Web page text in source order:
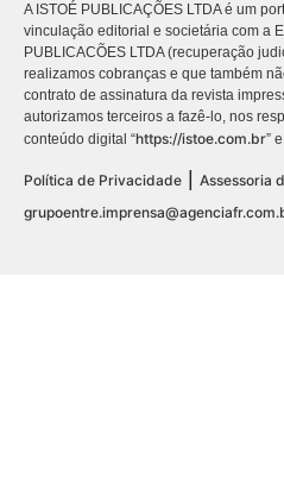
A ISTOÉ PUBLICAÇÕES LTDA é um
vinculação editorial e societária com a
PUBLICACÕES LTDA (recuperação
realizamos cobranças e que também
contrato de assinatura da revista
autorizamos terceiros a fazê-lo, nos
conteúdo digital “https://istoe.com.br”
Política de Privacidade
Assessoria